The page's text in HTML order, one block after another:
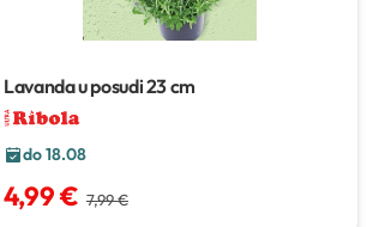
Lavanda u posudi23 cm
do 18.08
4,99 € 7,99 €